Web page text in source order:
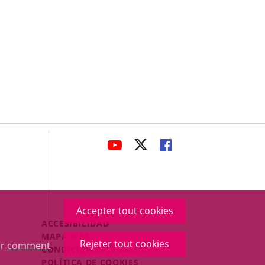
comment
Accepter tout cookies
Rejeter tout cookies
ENLACE
APLICACIÓN
EXTERNA.
ENLACE
APLICACIÓN
EXTERNA.
ENLACE
APLICACIÓN
EXTERNA.
Menú
Legal
Footer
ACCESIBILIDAD
MAPA WEB
CONDICIONES LEGALES
POLÍTICA DE COOKIES